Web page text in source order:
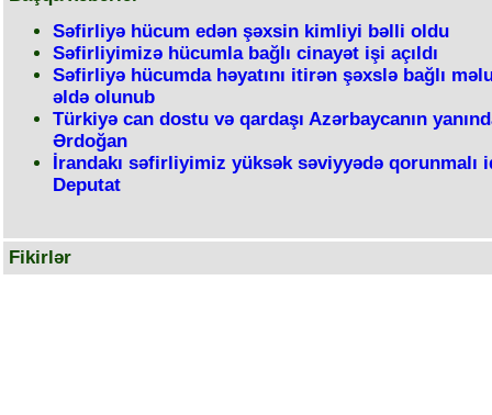
Səfirliyə hücum edən şəxsin kimliyi bəlli oldu
Səfirliyimizə hücumla bağlı cinayət işi açıldı
Səfirliyə hücumda həyatını itirən şəxslə bağlı
əldə olunub
Türkiyə can dostu və qardaşı Azərbaycanın
Ərdoğan
İrandakı səfirliyimiz yüksək səviyyədə qorunmalı
Deputat
Fikirlər